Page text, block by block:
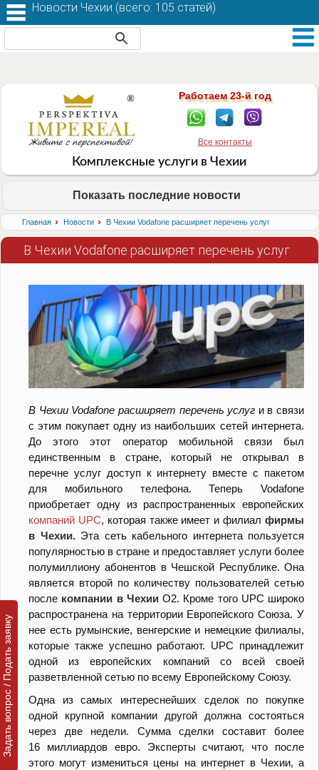
Работаем 23-й год
Все контакты
Комплексные услуги в Чехии
Показать последние новости
Главная › Новости › В Чехии Vodafone расширяет перечень услуг
В Чехии Vodafone расширяет перечень услуг
В Чехии Vodafone расширяет перечень услуг и в связи
с этим покупает одну из наибольших сетей интернета.
До этого этот оператор мобильной связи был
единственным в стране, который не открывал в
перечне услуг доступ к интернету вместе с пакетом
для мобильного телефона. Теперь Vodafone
приобретает одну из распространенных европейских
компаний UPC, которая также имеет и филиалфирмы
в Чехии.Эта сеть кабельного интернета пользуется
популярностью в стране и предоставляет услуги более
полумиллиону абонентов в Чешской Республике. Она
является второй по количеству пользователей сетью
после компании в ЧехииО2. Кроме того UPC широко
распространена на территории Европейского Союза. У
нее есть румынские, венгерские и немецкие филиалы,
которые также успешно работают. UPC принадлежит
одной из европейских компаний со всей своей
разветвленной сетью по всему Европейскому Союзу.
Одна из самых интереснейших сделок по покупке
одной крупной компании другой должна состояться
через две недели. Сумма сделки составит более
16 миллиардов евро. Эксперты считают, что после
этого могут измениться цены на интернет в Чехии, а
Новости Чехии (всего: 105 статей)
Задать вопрос / Подать заявку